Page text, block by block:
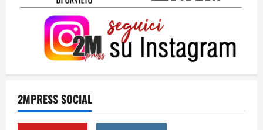
2MPRESS SOCIAL
4
Come hanno fatto? La scalata lampo del
Como 1907 verso l’Europa
12 Giugno 2026
5